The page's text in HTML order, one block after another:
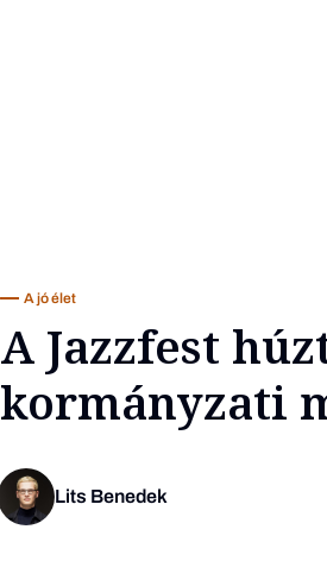
A jó élet
A Jazzfest
kormányzati
Lits Benedek